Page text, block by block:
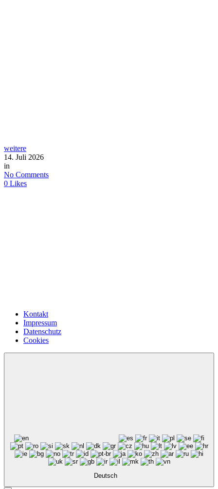
weitere
14. Juli 2026
in
No Comments
0 Likes
Kontakt
Impressum
Datenschutz
Cookies
Deutsch